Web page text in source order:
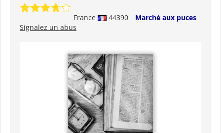
France 44390
Marché aux puces
Signalez un abus